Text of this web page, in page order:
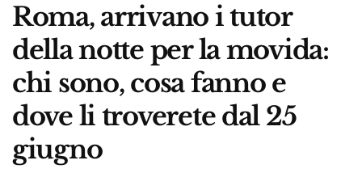
Roma, arrivano i tutor
della notte per la movida:
chi sono, cosa fanno e
dove li troverete dal 25
giugno